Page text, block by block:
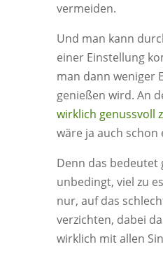
vermeiden.
Und man kann
einer Einstellung
man dann weniger
genießen wird. An
wirklich genussvoll
wäre ja auch
Denn das bedeutet
unbedingt, viel zu
nur, auf das
verzichten, dabei
wirklich mit allen